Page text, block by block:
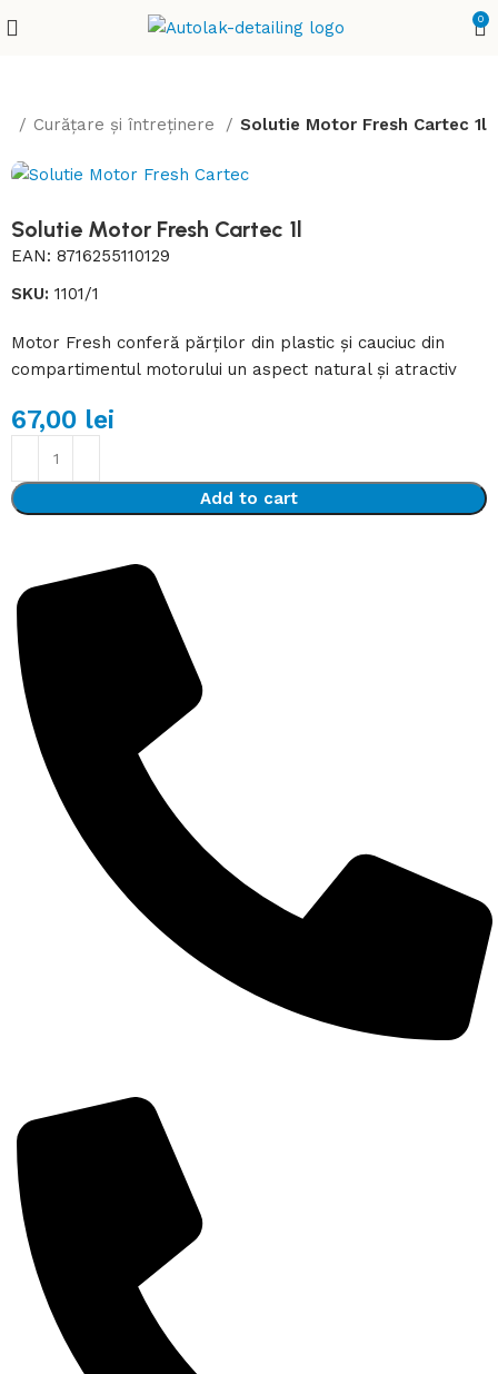
0
Curățare și întreținere Solutie Motor Fresh Cartec 1l
Solutie Motor Fresh Cartec 1l
EAN:8716255110129
SKU:1101/1
Motor Fresh conferă părților din plastic și cauciuc din
compartimentul motorului un aspect natural și atractiv
67,00 lei
Add to cart